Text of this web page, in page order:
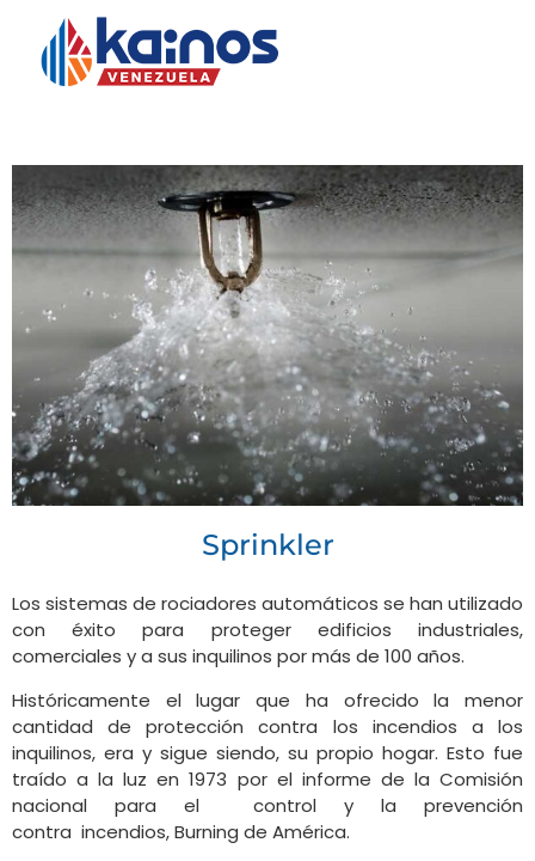
Sprinkler
Los sistemas de rociadores automáticos se han utilizado
con éxito para proteger edificios industriales,
comerciales y a sus inquilinos por más de 100 años.
Históricamente el lugar que ha ofrecido la menor
cantidad de protección contra los incendios a los
inquilinos, era y sigue siendo, su propio hogar. Esto fue
traído a la luz en 1973 por el informe de la Comisión
nacional para el control y la prevención
contra incendios, Burning de América.